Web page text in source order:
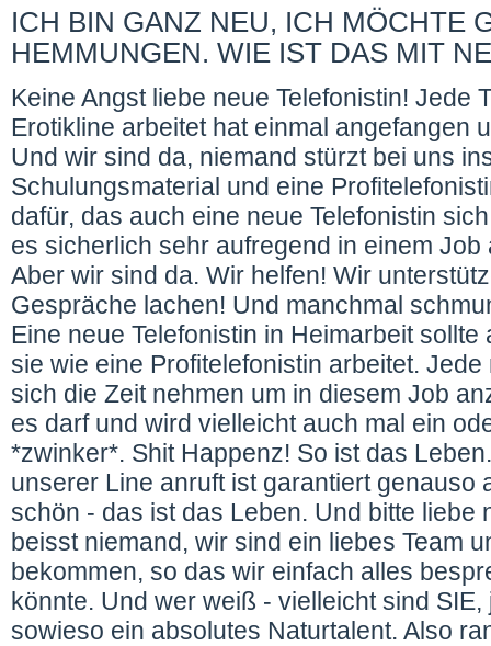
ICH BIN GANZ NEU, ICH MÖCHTE
HEMMUNGEN. WIE IST DAS MIT
Keine Angst liebe neue Telefonistin! Jede
Erotikline arbeitet hat einmal angefangen
Und wir sind da, niemand stürzt bei uns
Schulungsmaterial und eine
dafür, das auch eine neue Telefonistin
es sicherlich sehr aufregend in einem
Aber wir sind da. Wir helfen! Wir
Gespräche lachen! Und manchmal
Eine neue Telefonistin in Heimarbeit
sie wie eine Profitelefonistin arbeitet.
sich die Zeit nehmen um in diesem Job
es darf und wird vielleicht auch mal ein
*zwinker*. Shit Happenz! So ist das
unserer Line anruft ist garantiert genauso
schön - das ist das Leben. Und bitte liebe
beisst niemand, wir sind ein liebes Team
bekommen, so das wir einfach alles
könnte. Und wer weiß - vielleicht sind
sowieso ein absolutes Naturtalent. Also